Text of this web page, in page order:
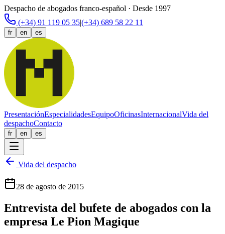
Despacho de abogados franco-español · Desde 1997
(+34) 91 119 05 35|(+34) 689 58 22 11
fr en es
PresentaciónEspecialidadesEquipoOficinasInternacionalVida del
despachoContacto
fr en es
Vida del despacho
28 de agosto de 2015
Entrevista del bufete de abogados con la
empresa Le Pion Magique